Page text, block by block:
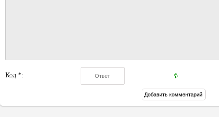
Код *: